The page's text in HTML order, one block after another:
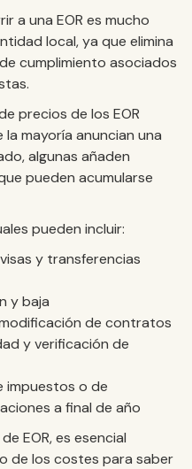
a una EOR es mucho
local, ya que elimina
cumplimiento asociados
precios de los EOR
mayoría anuncian una
algunas añaden
pueden acumularse
pueden incluir:
y transferencias
y baja
de contratos
y verificación de
impuestos o de
a final de año
EOR, es esencial
de los costes para saber